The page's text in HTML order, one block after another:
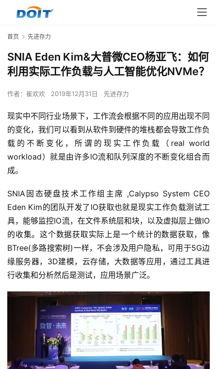
首页 先进存力
SNIA Eden Kim&大普微CEO杨亚飞：如何
利用实际工作负载与人工智能优化NVMe？
作者： 崔欢欢 2019年12月31日 先进存力
现实中不同行业场景下，工作流会根据不同的应用出现不同
的变化，我们可以看到从软件到硬件的堆栈都会导致工作负
载的不断变化，所谓的现实工作负载（real world
workload）就是由许多IO流和队列深度的不断变化组合而
成。
SNIA固态硬盘技术工作组主席 ,Calypso System CEO
Eden Kim的团队开发了IO获取也就是现实工作负载测试工
具，能够监控IO流，在文件系统层和块，以及虚拟层上做IO
的收集。这个数据获取实际上是一个统计的数据获取，像
BTree(多路搜索树)一样，不会涉及用户隐私，可用于5G边
缘服务器，3D建模，云存储，大数据等应用，通过工具进
行收集和分析然后是测试，应用场景广泛。